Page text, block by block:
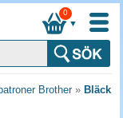
▼
0
Brother» Bläck